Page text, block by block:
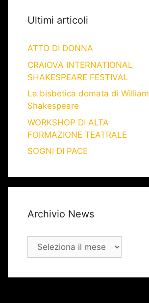
Ultimi articoli
ATTO DI DONNA
CRAIOVA INTERNATIONAL
SHAKESPEARE FESTIVAL
La bisbetica domata di William
Shakespeare
WORKSHOP DI ALTA
FORMAZIONE TEATRALE
SOGNI DI PACE
Archivio News